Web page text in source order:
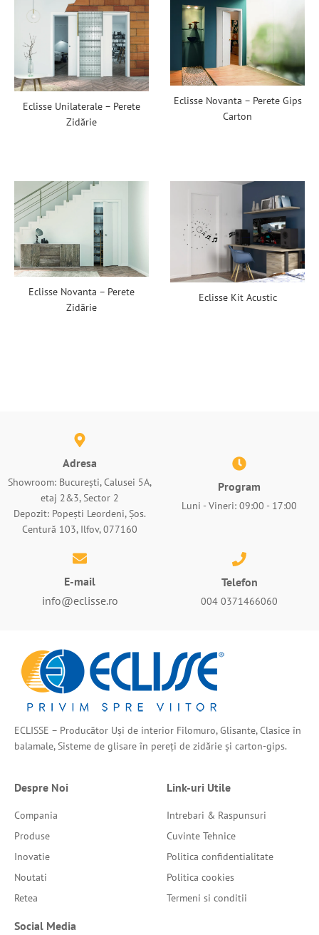
Eclisse Unilaterale – Perete
Zidărie
Eclisse Novanta – Perete Gips
Carton
Eclisse Novanta – Perete
Zidărie
Eclisse Kit Acustic
Adresa
Showroom: București, Calusei 5A,
etaj 2&3, Sector 2
Depozit: Popești Leordeni, Șos.
Centură 103, Ilfov, 077160
Program
Luni - Vineri: 09:00 - 17:00
E-mail
info@eclisse.ro
Telefon
004 0371466060
ECLISSE – Producător Uși de interior Filomuro, Glisante, Clasice în
balamale, Sisteme de glisare în pereți de zidărie și carton-gips.
Despre Noi
Compania
Produse
Inovatie
Noutati
Retea
Link-uri Utile
Intrebari & Raspunsuri
Cuvinte Tehnice
Politica confidentialitate
Politica cookies
Termeni si conditii
Social Media